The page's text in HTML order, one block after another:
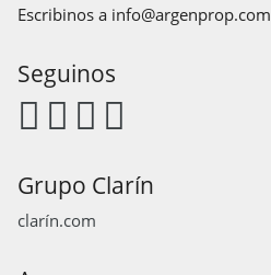
Escribinos a info@argenprop.com
Seguinos
Grupo Clarín
clarín.com